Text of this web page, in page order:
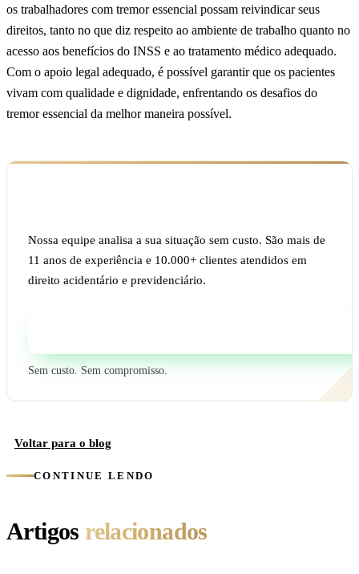
os trabalhadores com tremor essencial possam reivindicar seus
direitos, tanto no que diz respeito ao ambiente de trabalho quanto no
acesso aos benefícios do INSS e ao tratamento médico adequado.
Com o apoio legal adequado, é possível garantir que os pacientes
vivam com qualidade e dignidade, enfrentando os desafios do
tremor essencial da melhor maneira possível.
Nossa equipe analisa a sua situação sem custo. São mais de
11 anos de experiência e 10.000+ clientes atendidos em
direito acidentário e previdenciário.
Sem custo. Sem compromisso.
Voltar para o blog
CONTINUE LENDO
Artigos relacionados